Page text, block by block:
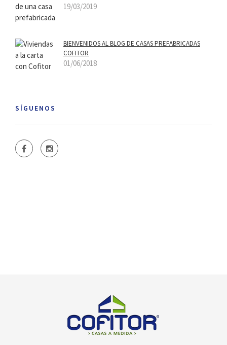
19/03/2019
BIENVENIDOS AL BLOG DE CASAS PREFABRICADAS
COFITOR
01/06/2018
SÍGUENOS